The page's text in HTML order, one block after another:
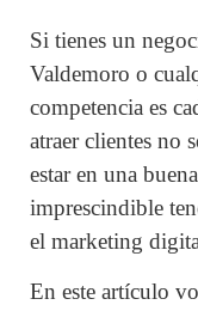
Si tienes un
Valdemoro o
competencia es
atraer clientes no
estar en una
imprescindible
el marketing
En este artículo